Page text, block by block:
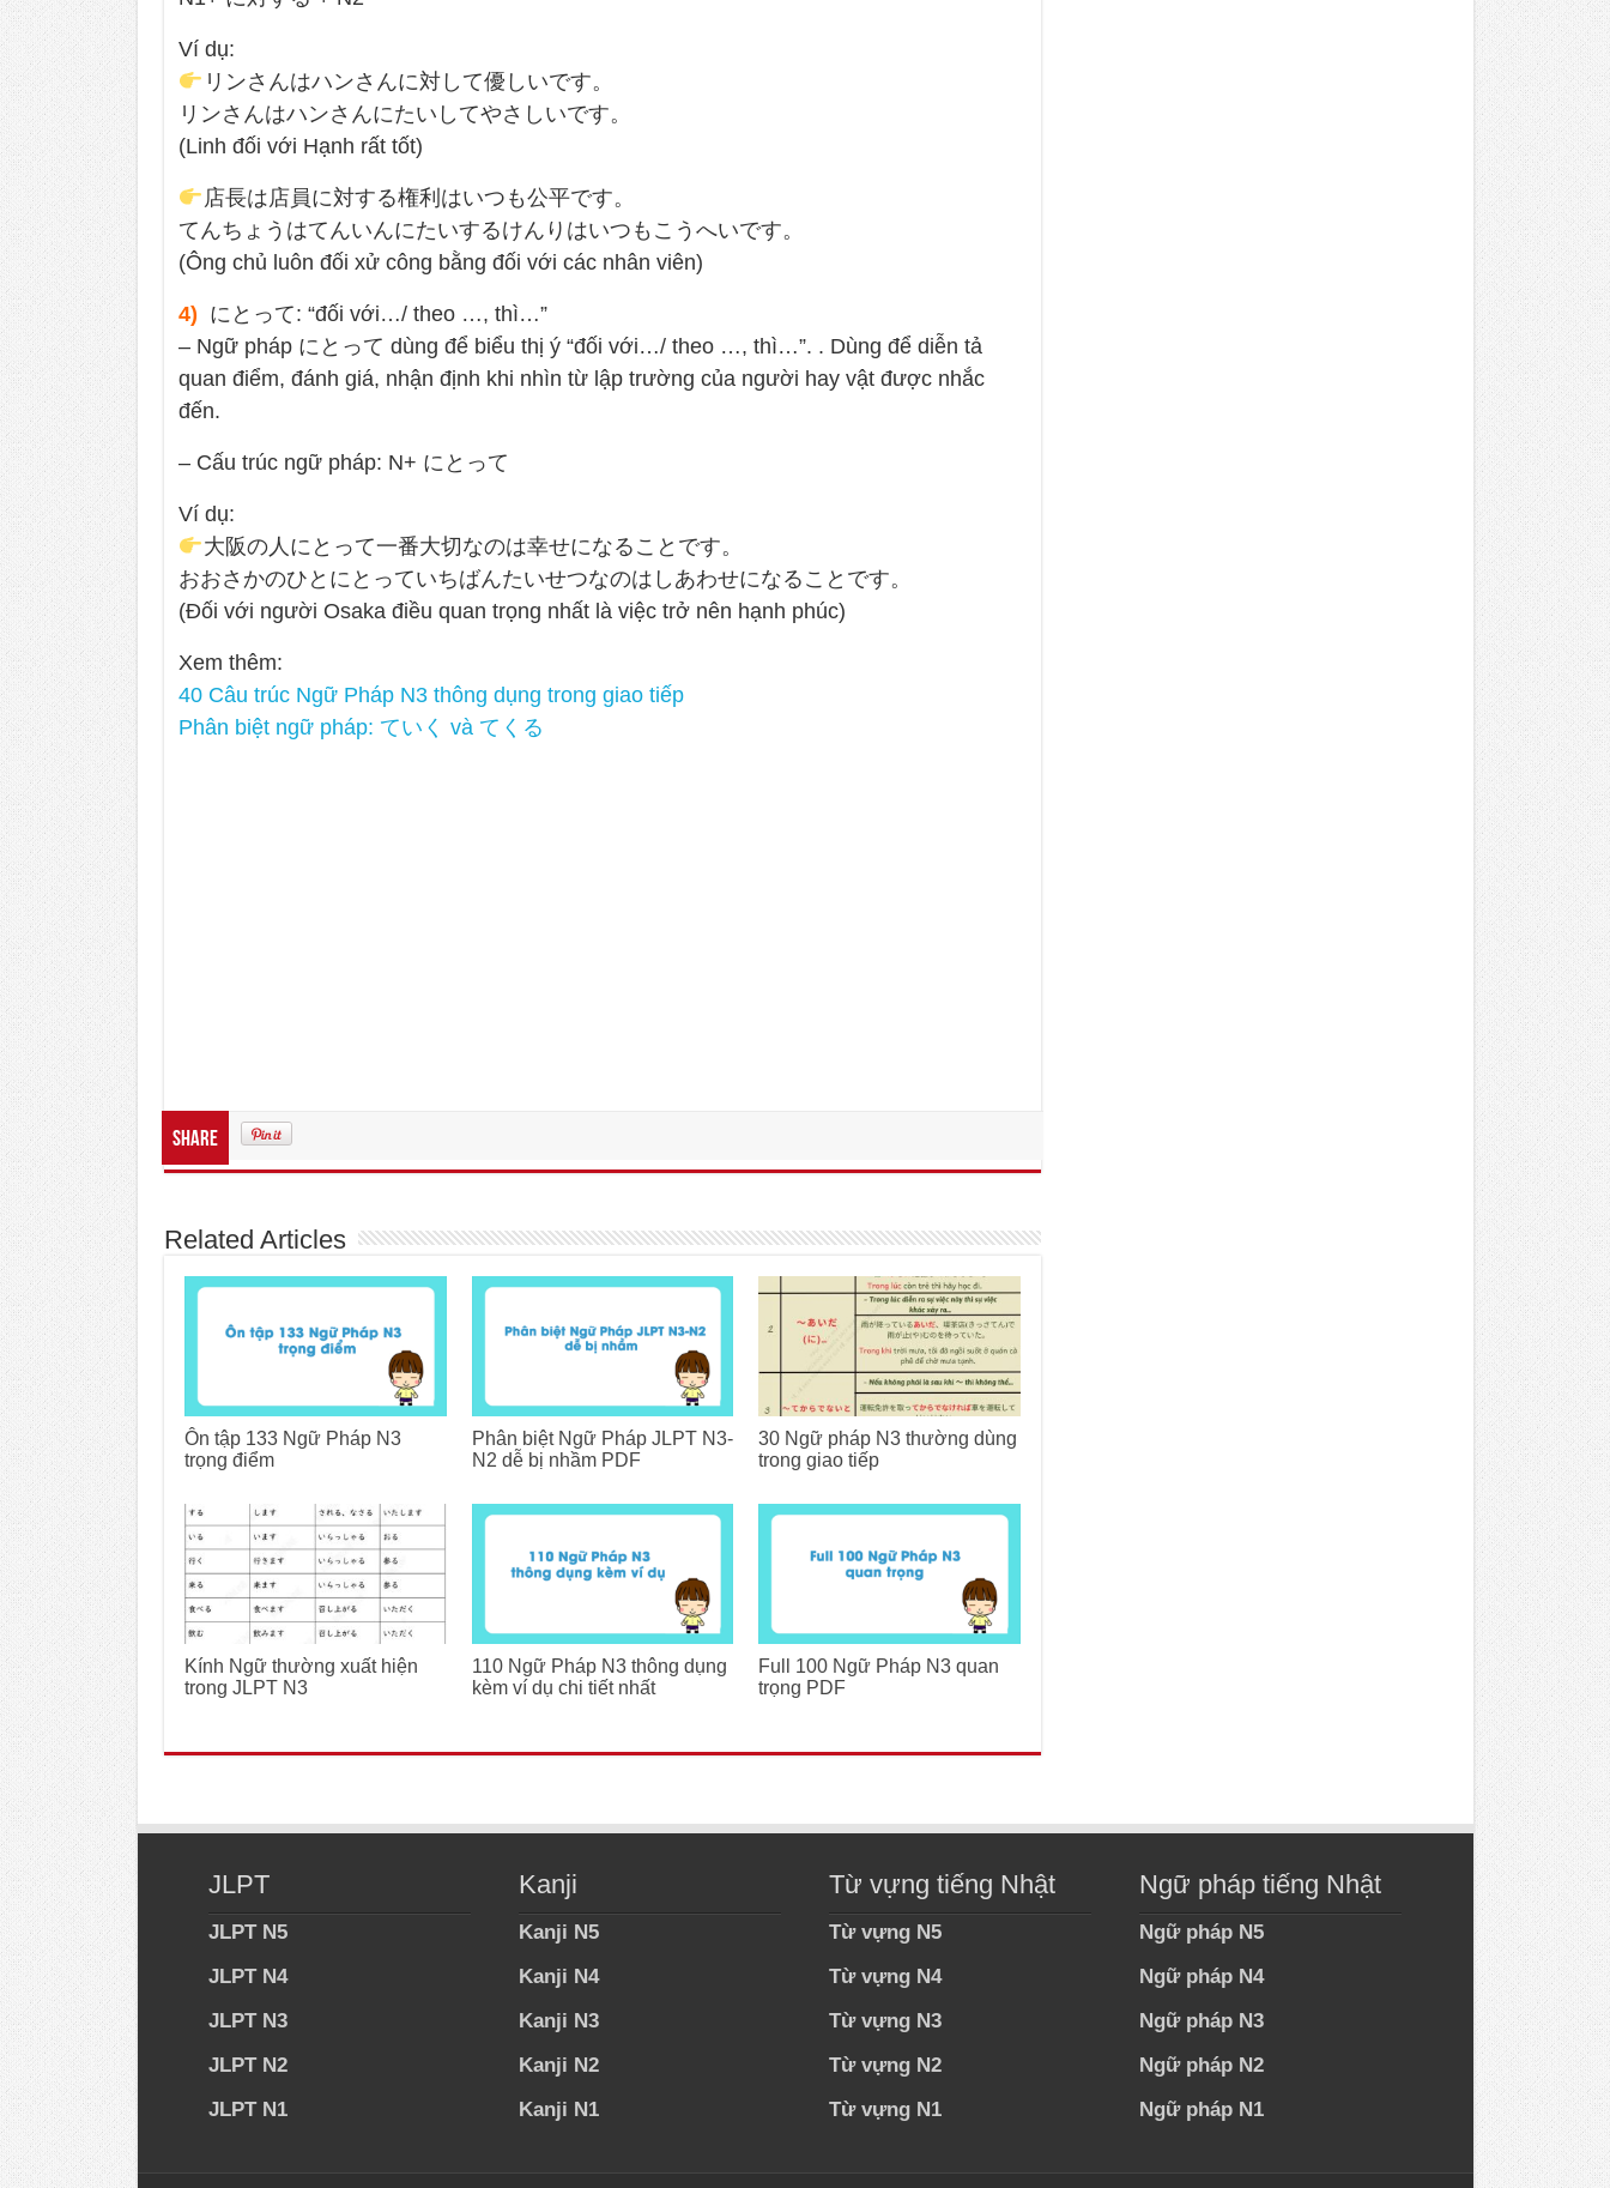
Ví dụ:
リンさんはハンさんに対して優しいです。
リンさんはハンさんにたいしてやさしいです。
(Linh đối với Hạnh rất tốt)
店長は店員に対する権利はいつも公平です。
てんちょうはてんいんにたいするけんりはいつもこうへいです。
(Ông chủ luôn đối xử công bằng đối với các nhân viên)
4) にとって: “đối với…/ theo …, thì…”
– Ngữ pháp にとって dùng để biểu thị ý “đối với…/ theo …, thì…”. . Dùng để diễn tả
quan điểm, đánh giá, nhận định khi nhìn từ lập trường của người hay vật được nhắc
đến.
– Cấu trúc ngữ pháp: N+ にとって
Ví dụ:
大阪の人にとって一番大切なのは幸せになることです。
おおさかのひとにとっていちばんたいせつなのはしあわせになることです。
(Đối với người Osaka điều quan trọng nhất là việc trở nên hạnh phúc)
Xem thêm:
40 Câu trúc Ngữ Pháp N3 thông dụng trong giao tiếp
Phân biệt ngữ pháp: ていく và てくる
Share
Related Articles
Ôn tập 133 Ngữ Pháp N3
trọng điểm
Phân biệt Ngữ Pháp JLPT N3-
N2 dễ bị nhầm PDF
30 Ngữ pháp N3 thường dùng
trong giao tiếp
Kính Ngữ thường xuất hiện
trong JLPT N3
110 Ngữ Pháp N3 thông dụng
kèm ví dụ chi tiết nhất
Full 100 Ngữ Pháp N3 quan
trọng PDF
JLPT
JLPT N5
JLPT N4
JLPT N3
JLPT N2
JLPT N1
Kanji
Kanji N5
Kanji N4
Kanji N3
Kanji N2
Kanji N1
Từ vựng tiếng Nhật
Từ vựng N5
Từ vựng N4
Từ vựng N3
Từ vựng N2
Từ vựng N1
Ngữ pháp tiếng Nhật
Ngữ pháp N5
Ngữ pháp N4
Ngữ pháp N3
Ngữ pháp N2
Ngữ pháp N1